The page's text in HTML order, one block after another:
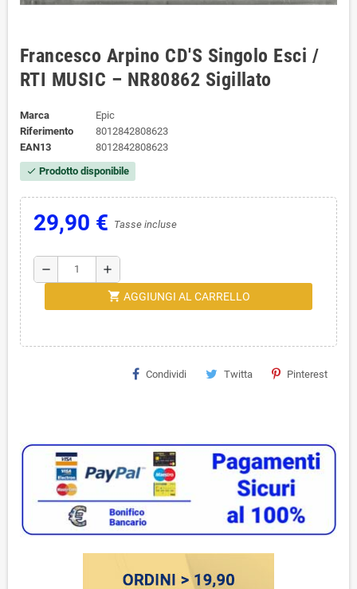
Francesco Arpino CD'S Singolo Esci /
RTI MUSIC – NR80862 Sigillato
Marca
Epic
Riferimento
8012842808623
EAN13
8012842808623
check Prodotto disponibile
29,90 € Tasse incluse
remove add
shopping_cart AGGIUNGI AL CARRELLO
Condividi Twitta Pinterest